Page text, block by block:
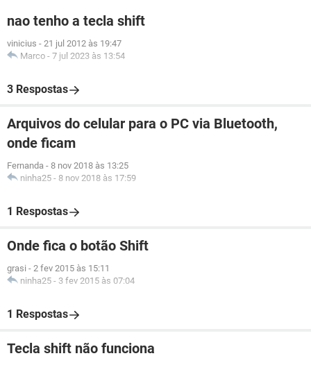
nao tenho a tecla shift
vinicius - 21 jul 2012 às 19:47
Marco - 7 jul 2023 às 13:54
3 Respostas
Arquivos do celular para o PC via Bluetooth,
onde ficam
Fernanda - 8 nov 2018 às 13:25
ninha25 - 8 nov 2018 às 17:59
1 Respostas
Onde fica o botão Shift
grasi - 2 fev 2015 às 15:11
ninha25 - 3 fev 2015 às 07:04
1 Respostas
Tecla shift não funciona